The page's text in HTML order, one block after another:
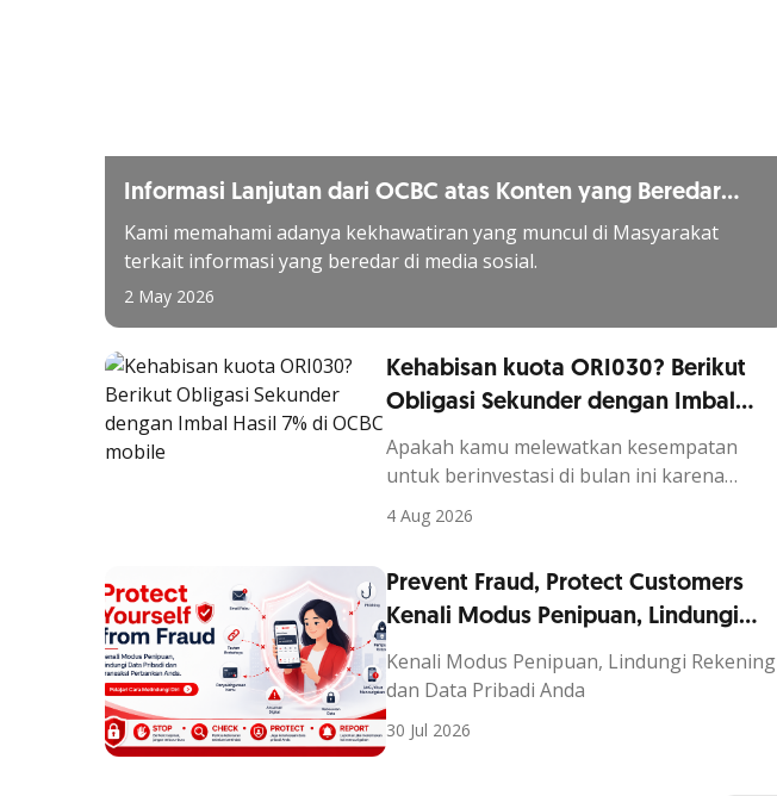
Informasi Lanjutan dari OCBC atas Konten yang Beredar
Mengenai Deposito Nasabah
Kami memahami adanya kekhawatiran yang muncul di Masyarakat
terkait informasi yang beredar di media sosial.
2 May 2026
Kehabisan kuota ORI030? Berikut
Obligasi Sekunder dengan Imbal
Hasil 7% di OCBC mobile
Apakah kamu melewatkan kesempatan
untuk berinvestasi di bulan ini karena
penawaran ORI30 sudah berakhir?
4 Aug 2026
Prevent Fraud, Protect Customers
Kenali Modus Penipuan, Lindungi
Rekening dan Data Pribadi Anda
Kenali Modus Penipuan, Lindungi Rekening
dan Data Pribadi Anda
30 Jul 2026